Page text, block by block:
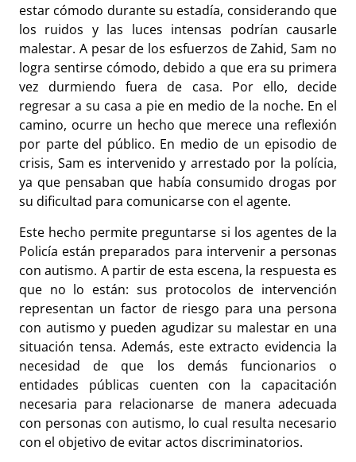
estar cómodo durante su estadía, considerando que
los ruidos y las luces intensas podrían causarle
malestar. A pesar de los esfuerzos de Zahid, Sam no
logra sentirse cómodo, debido a que era su primera
vez durmiendo fuera de casa. Por ello, decide
regresar a su casa a pie en medio de la noche. En el
camino, ocurre un hecho que merece una reflexión
por parte del público. En medio de un episodio de
crisis, Sam es intervenido y arrestado por la polícia,
ya que pensaban que había consumido drogas por
su dificultad para comunicarse con el agente.
Este hecho permite preguntarse si los agentes de la
Policía están preparados para intervenir a personas
con autismo. A partir de esta escena, la respuesta es
que no lo están: sus protocolos de intervención
representan un factor de riesgo para una persona
con autismo y pueden agudizar su malestar en una
situación tensa. Además, este extracto evidencia la
necesidad de que los demás funcionarios o
entidades públicas cuenten con la capacitación
necesaria para relacionarse de manera adecuada
con personas con autismo, lo cual resulta necesario
con el objetivo de evitar actos discriminatorios.